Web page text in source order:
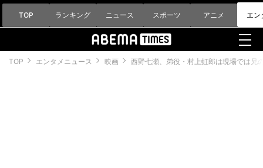
TOP ランキング ニュース スポーツ アニメ エン
TOP エンタメニュース 映画 西野七瀬、弟役・村上虹郎は現場では兄